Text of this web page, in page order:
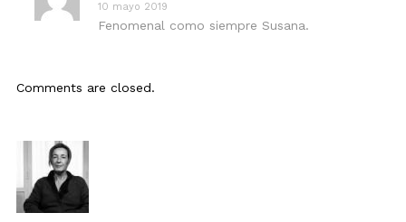
10 mayo 2019
Fenomenal como siempre Susana.
Comments are closed.